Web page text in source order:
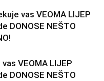
vas VEOMA LIJEP
DONOSE NEŠTO
VEOMA LIJEP
DONOSE NEŠTO